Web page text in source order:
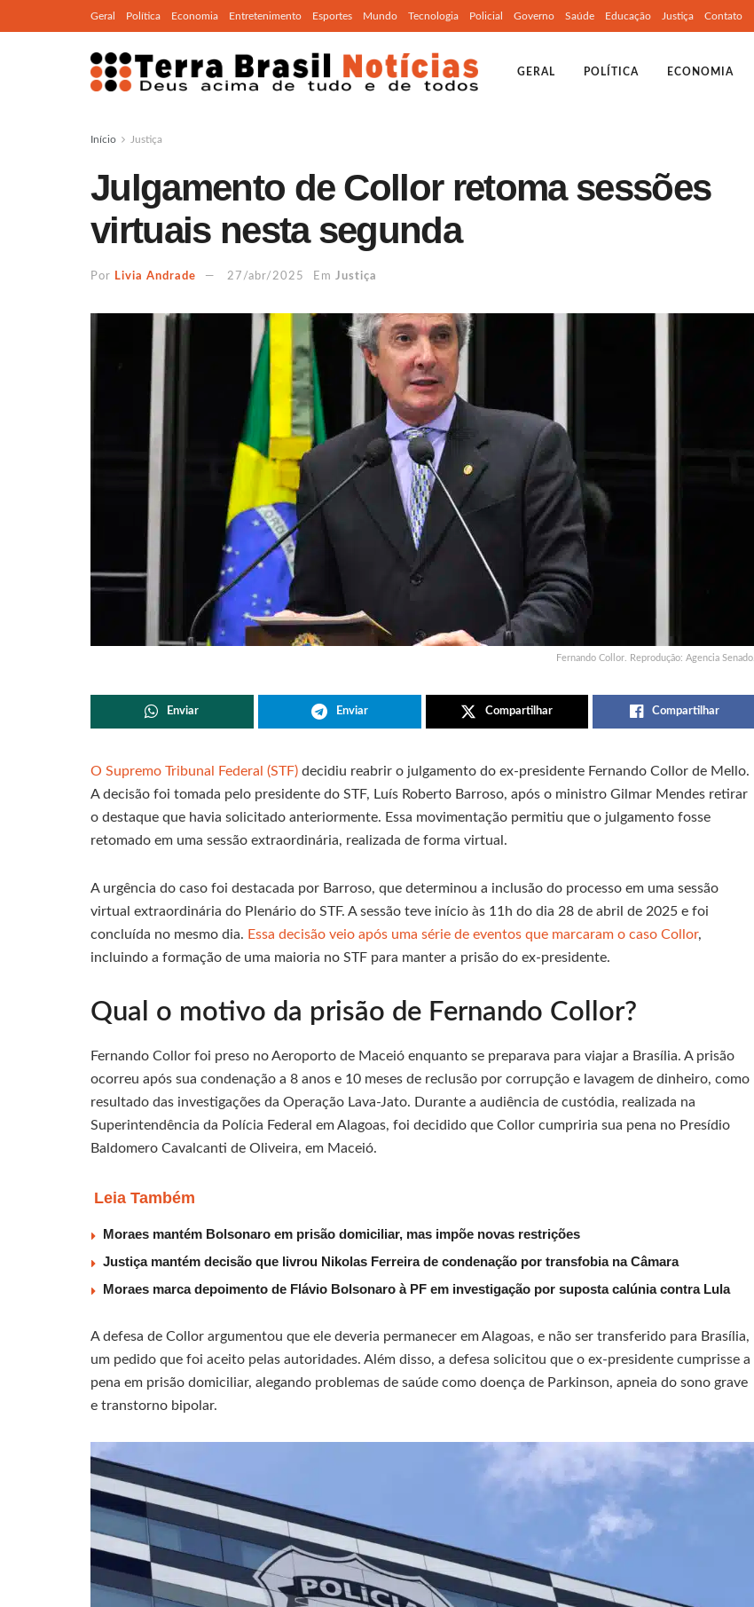
Geral Política Economia Entretenimento Esportes Mundo Tecnologia Policial Governo Saúde Educação Justiça Contato
GERAL POLÍTICA ECONOMIA
Início Justiça
Julgamento de Collor retoma sessões
virtuais nesta segunda
Por Livia Andrade 27/abr/2025 Em Justiça
Fernando Collor. Reprodução: Agencia Senado.
Enviar Enviar Compartilhar Compartilhar
O Supremo Tribunal Federal (STF) decidiu reabrir o julgamento do ex-presidente Fernando Collor de Mello.
A decisão foi tomada pelo presidente do STF, Luís Roberto Barroso, após o ministro Gilmar Mendes retirar
o destaque que havia solicitado anteriormente. Essa movimentação permitiu que o julgamento fosse
retomado em uma sessão extraordinária, realizada de forma virtual.
A urgência do caso foi destacada por Barroso, que determinou a inclusão do processo em uma sessão
virtual extraordinária do Plenário do STF. A sessão teve início às 11h do dia 28 de abril de 2025 e foi
concluída no mesmo dia. Essa decisão veio após uma série de eventos que marcaram o caso Collor,
incluindo a formação de uma maioria no STF para manter a prisão do ex-presidente.
Qual o motivo da prisão de Fernando Collor?
Fernando Collor foi preso no Aeroporto de Maceió enquanto se preparava para viajar a Brasília. A prisão
ocorreu após sua condenação a 8 anos e 10 meses de reclusão por corrupção e lavagem de dinheiro, como
resultado das investigações da Operação Lava-Jato. Durante a audiência de custódia, realizada na
Superintendência da Polícia Federal em Alagoas, foi decidido que Collor cumpriria sua pena no Presídio
Baldomero Cavalcanti de Oliveira, em Maceió.
Leia Também
Moraes mantém Bolsonaro em prisão domiciliar, mas impõe novas restrições
Justiça mantém decisão que livrou Nikolas Ferreira de condenação por transfobia na Câmara
Moraes marca depoimento de Flávio Bolsonaro à PF em investigação por suposta calúnia contra Lula
A defesa de Collor argumentou que ele deveria permanecer em Alagoas, e não ser transferido para Brasília,
um pedido que foi aceito pelas autoridades. Além disso, a defesa solicitou que o ex-presidente cumprisse a
pena em prisão domiciliar, alegando problemas de saúde como doença de Parkinson, apneia do sono grave
e transtorno bipolar.